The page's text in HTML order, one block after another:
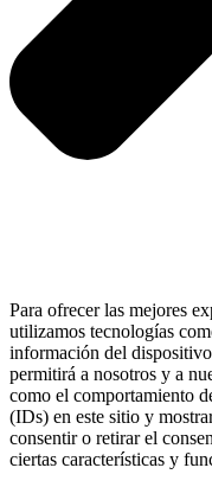
Para ofrecer las mejores
utilizamos tecnologías
información del
permitirá a nosotros y a
como el comportamiento
(IDs) en este sitio y
consentir o retirar el
ciertas características y